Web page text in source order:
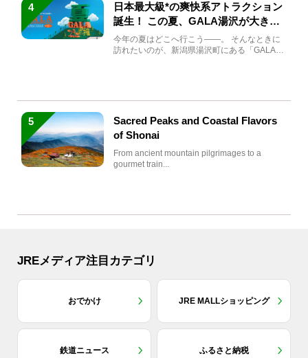
4
日本最大級*の爽快系アトラクション
誕生！ この夏、GALA湯沢が大きく
生まれ変わる
今年の夏はどこへ行こう――。 そんなときに
訪れたいのが、新潟県湯沢町にある「GALA湯
5
Sacred Peaks and Coastal Flavors
of Shonai
From ancient mountain pilgrimages to a
gourmet train...
JREメディア注目カテゴリ
おでかけ JRE MALLショッピング
鉄道ニュース ふるさと納税